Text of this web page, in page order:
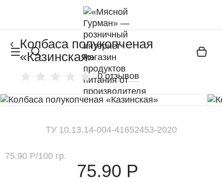
Колбаса полукопченая
«Казинская»
0 отзывов
ТУ 10.13.14-004-41652453-2020
75.90 Р/100 гр.
75.90 Р